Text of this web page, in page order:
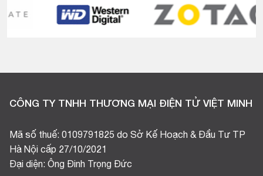
CÔNG TY TNHH THƯƠNG MẠI ĐIỆN TỬ VIỆT MINH
Mã số thuế: 0109791825 do Sở Kế Hoạch & Đầu Tư TP
Hà Nội cấp 27/10/2021
Đại diện: Ông Đinh Trọng Đức